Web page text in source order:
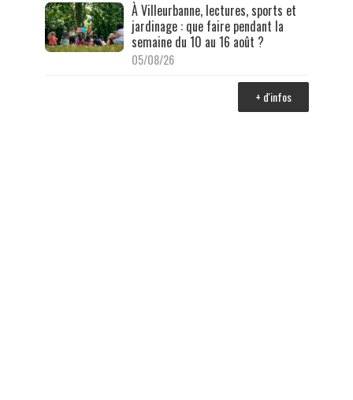
À Villeurbanne, lectures, sports et
jardinage : que faire pendant la
semaine du 10 au 16 août ?
05/08/26
+ d'infos